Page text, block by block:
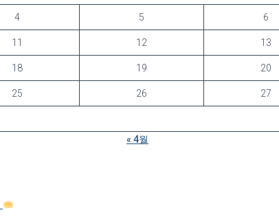
4 5 6
11 12 13
18 19 20
25 26 27
« 4월